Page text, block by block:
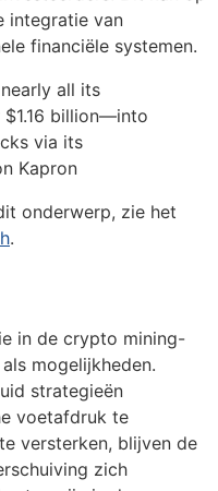
integratie van
financiële systemen.
all its
billion—into
via its
Kapron
onderwerp, zie het
.
in de crypto mining-
mogelijkheden.
strategieën
voetafdruk te
versterken, blijven de
zich